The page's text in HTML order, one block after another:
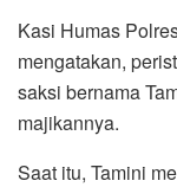
Kasi Humas
mengatakan,
saksi bernama
majikannya.
Saat itu, Tamini